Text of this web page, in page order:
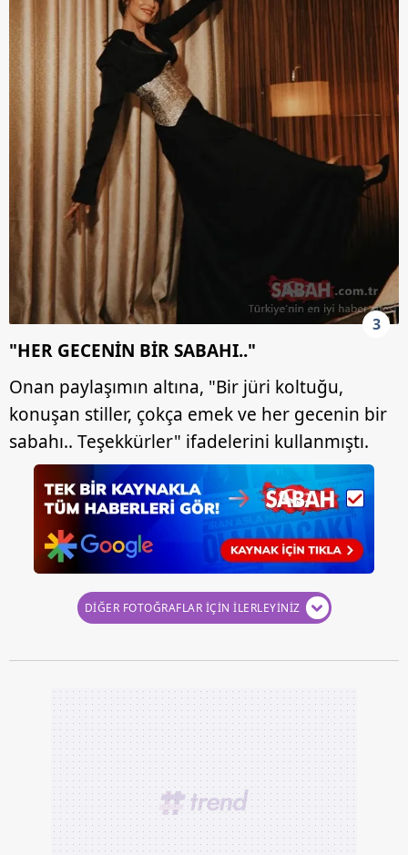
3
"HER GECENİN BİR SABAHI.."
Onan paylaşımın altına, "Bir jüri koltuğu,
konuşan stiller, çokça emek ve her gecenin bir
sabahı.. Teşekkürler" ifadelerini kullanmıştı.
DİĞER FOTOĞRAFLAR İÇİN İLERLEYİNİZ